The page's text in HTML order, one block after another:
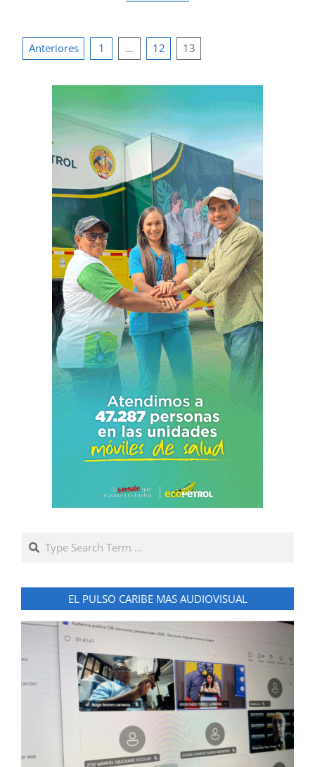
Paginación
entradas
Anteriores 1 … 12 13
Search
EL PULSO CARIBE MAS AUDIOVISUAL